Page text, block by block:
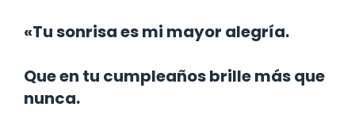
«Tu sonrisa es mi mayor alegría.
Que en tu cumpleaños brille más que
nunca.